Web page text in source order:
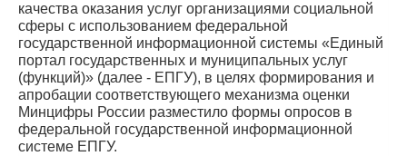
качества оказания услуг организациями социальной
сферы с использованием федеральной
государственной информационной системы «Единый
портал государственных и муниципальных услуг
(функций)» (далее - ЕПГУ), в целях формирования и
апробации соответствующего механизма оценки
Минцифры России разместило формы опросов в
федеральной государственной информационной
системе ЕПГУ.